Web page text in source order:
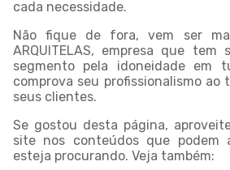
cada necessidade.
Não fique de fora, vem ser
ARQUITELAS, empresa que tem
segmento pela idoneidade em
comprova seu profissionalismo ao
seus clientes.
Se gostou desta página,
site nos conteúdos que podem
esteja procurando. Veja também: